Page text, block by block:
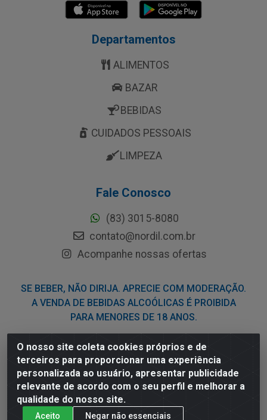
O nosso site coleta cookies próprios e de
terceiros para proporcionar uma experiência
personalizada ao usuário, apresentar publicidade
relevante de acordo com o seu perfil e melhorar a
qualidade do nosso site.
Aceito Negar não essenciais
Departamentos
ALIMENTOS
BAZAR
BEBIDAS
CUIDADOS PESSOAIS
LIMPEZA
Fale Conosco
(83) 3015-8080
contato@nordil.com.br
Acompanhe nossas ofertas
SE BEBER, NÃO DIRIJA. APRECIE COM MODERAÇÃO.
A VENDA DE BEBIDAS ALCOÓLICAS É PROIBIDA
PARA MENORES DE 18 ANOS.
Nordil Distribuidora - Avenida Liberdade, 2738, Bloco F -
Sesi - Bayeux/PB - CEP 58.111-400 - CNPJ
03.775.813/0001-41